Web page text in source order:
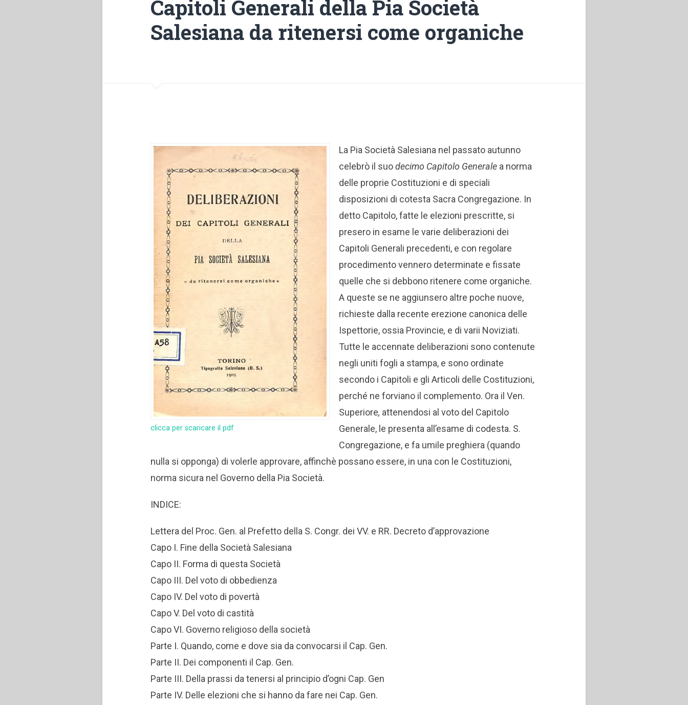
Capitoli Generali della Pia Società
Salesiana da ritenersi come organiche
clicca per scaricare il pdf
La Pia Società Salesiana nel passato autunno
celebrò il suodecimo Capitolo Generale a norma
delle proprie Costituzioni e di speciali
disposizioni di cotesta Sacra Congregazione. In
detto Capitolo, fatte le elezioni prescritte, si
presero in esame le varie deliberazioni dei
Capitoli Generali precedenti, e con regolare
procedimento vennero determinate e fissate
quelle che si debbono ritenere come organiche.
A queste se ne aggiunsero altre poche nuove,
richieste dalla recente erezione canonica delle
Ispettorie, ossia Provincie, e di varii Noviziati.
Tutte le accennate deliberazioni sono contenute
negli uniti fogli a stampa, e sono ordinate
secondo i Capitoli e gli Articoli delle Costituzioni,
perché ne forviano il complemento. Ora il Ven.
Superiore, attenendosi al voto del Capitolo
Generale, le presenta all’esame di codesta. S.
Congregazione, e fa umile preghiera (quando
nulla si opponga) di volerle approvare, affinchè possano essere, in una con le Costituzioni,
norma sicura nel Governo della Pia Società.
INDICE:
Lettera del Proc. Gen. al Prefetto della S. Congr. dei VV. e RR. Decreto d’approvazione
Capo I. Fine della Società Salesiana
Capo II. Forma di questa Società
Capo III. Del voto di obbedienza
Capo IV. Del voto di povertà
Capo V. Del voto di castità
Capo VI. Governo religioso della società
Parte I. Quando, come e dove sia da convocarsi il Cap. Gen.
Parte II. Dei componenti il Cap. Gen.
Parte III. Della prassi da tenersi al principio d’ogni Cap. Gen
Parte IV. Delle elezioni che si hanno da fare nei Cap. Gen.